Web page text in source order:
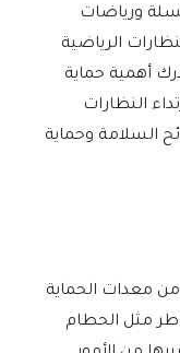
ورياضات
الرياضية
أهمية حماية
النظارات
السلامة وحماية
معدات الحماية
مثل الحطام